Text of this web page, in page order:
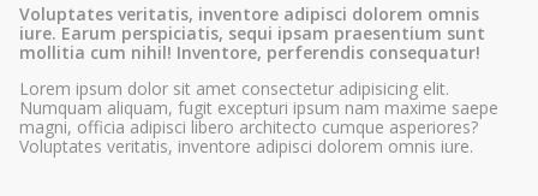
Voluptates veritatis, inventore adipisci dolorem omnis
iure. Earum perspiciatis, sequi ipsam praesentium sunt
mollitia cum nihil! Inventore, perferendis consequatur!
Lorem ipsum dolor sit amet consectetur adipisicing elit.
Numquam aliquam, fugit excepturi ipsum nam maxime saepe
magni, officia adipisci libero architecto cumque asperiores?
Voluptates veritatis, inventore adipisci dolorem omnis iure.